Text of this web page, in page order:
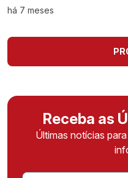
há 7 meses
Receba as
Últimas notícias